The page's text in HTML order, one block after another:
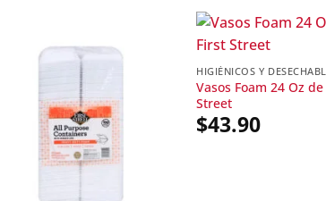
HIGIÉNICOS Y
Vasos Foam 24 Oz
Street
$43.90